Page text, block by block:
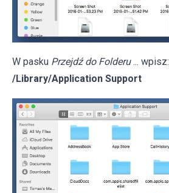
W pasku Przejdź do Folderu ... wpisz:
/Library/Application Support